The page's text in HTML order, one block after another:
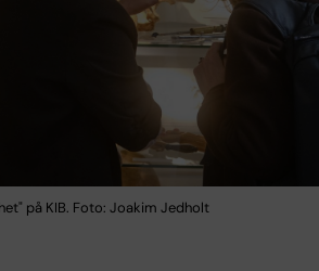
på KIB. Foto: Joakim Jedholt